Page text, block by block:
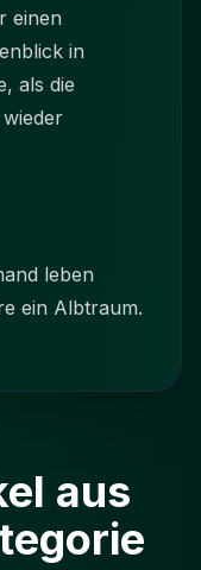
einen
in
als die
leben
ein Albtraum.
aus